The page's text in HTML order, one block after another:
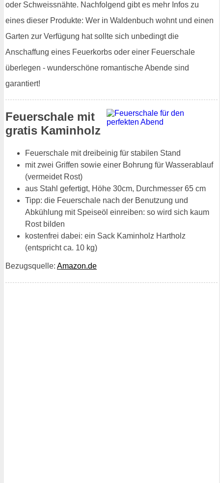
oder Schweissnähte. Nachfolgend gibt es mehr Infos zu
eines dieser Produkte: Wer in Waldenbuch wohnt und einen
Garten zur Verfügung hat sollte sich unbedingt die
Anschaffung eines Feuerkorbs oder einer Feuerschale
überlegen - wunderschöne romantische Abende sind
garantiert!
Feuerschale mit
gratis Kaminholz
Feuerschale mit dreibeinig für stabilen Stand
mit zwei Griffen sowie einer Bohrung für Wasserablauf
(vermeidet Rost)
aus Stahl gefertigt, Höhe 30cm, Durchmesser 65 cm
Tipp: die Feuerschale nach der Benutzung und
Abkühlung mit Speiseöl einreiben: so wird sich kaum
Rost bilden
kostenfrei dabei: ein Sack Kaminholz Hartholz
(entspricht ca. 10 kg)
Bezugsquelle: Amazon.de